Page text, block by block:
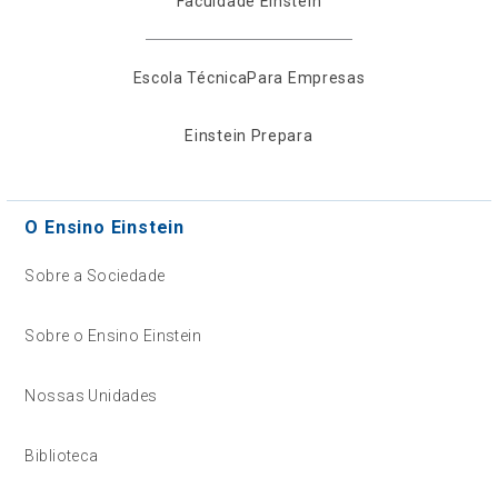
Escola TécnicaPara Empresas
Einstein Prepara
O Ensino Einstein
Sobre a Sociedade
Sobre o Ensino Einstein
Nossas Unidades
Biblioteca